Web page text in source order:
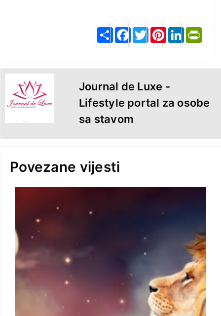
S
ha
e
F
a
b
o
o
k
T
w
e
r
P
re
s
t
L
d
I
n
Journal de Luxe -
Lifestyle portal za osobe
sa stavom
Povezane vijesti